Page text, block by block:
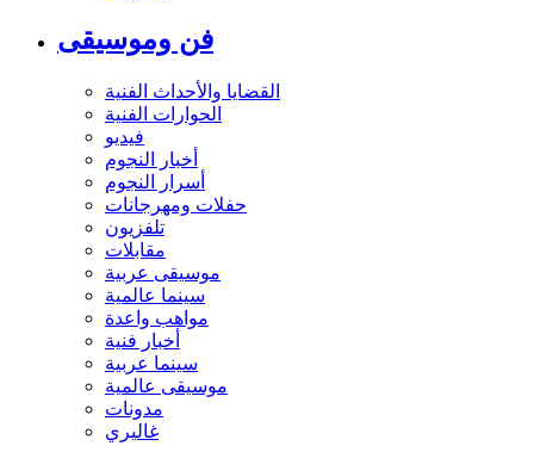
فن وموسيقى
القضايا والأحداث الفنية
الحوارات الفنية
فيديو
أخبار النجوم
أسرار النجوم
حفلات ومهرجانات
تلفزيون
مقابلات
موسيقى عربية
سينما عالمية
مواهب واعدة
أخبار فنية
سينما عربية
موسيقى عالمية
مدونات
غاليري